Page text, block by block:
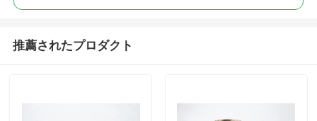
推薦されたプロダクト